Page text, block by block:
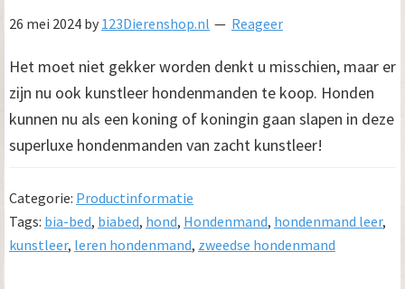
26 mei 2024 by 123Dierenshop.nl Reageer
Het moet niet gekker worden denkt u misschien, maar er
zijn nu ook kunstleer hondenmanden te koop. Honden
kunnen nu als een koning of koningin gaan slapen in deze
superluxe hondenmanden van zacht kunstleer!
Categorie: Productinformatie
Tags: bia-bed, biabed, hond, Hondenmand, hondenmand leer,
kunstleer, leren hondenmand, zweedse hondenmand